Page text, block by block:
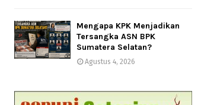
Mengapa KPK Menjadikan
Tersangka ASN BPK
Sumatera Selatan?
Agustus 4, 2026